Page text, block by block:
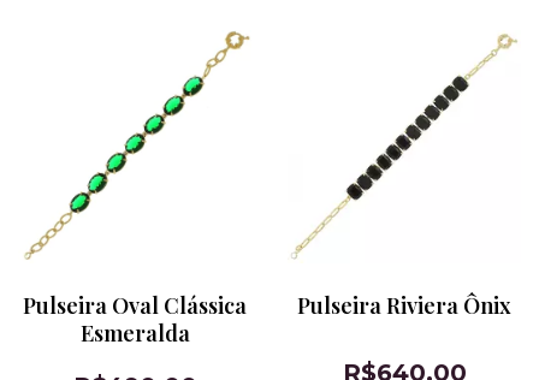
Pulseira Oval Clássica
Esmeralda
Pulseira Riviera Ônix
R$640,00